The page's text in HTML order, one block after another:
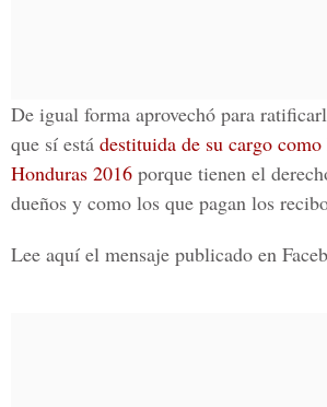
De igual forma aprovechó para
que sí está destituida de su cargo
Honduras 2016 porque tienen el
dueños y como los que pagan los
Lee aquí el mensaje publicado en